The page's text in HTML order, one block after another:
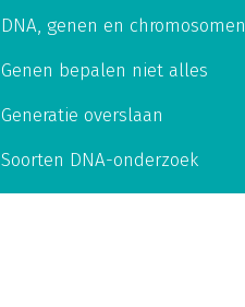
DNA, genen en chromosomen
Genen bepalen niet alles
Generatie overslaan
Soorten DNA-onderzoek